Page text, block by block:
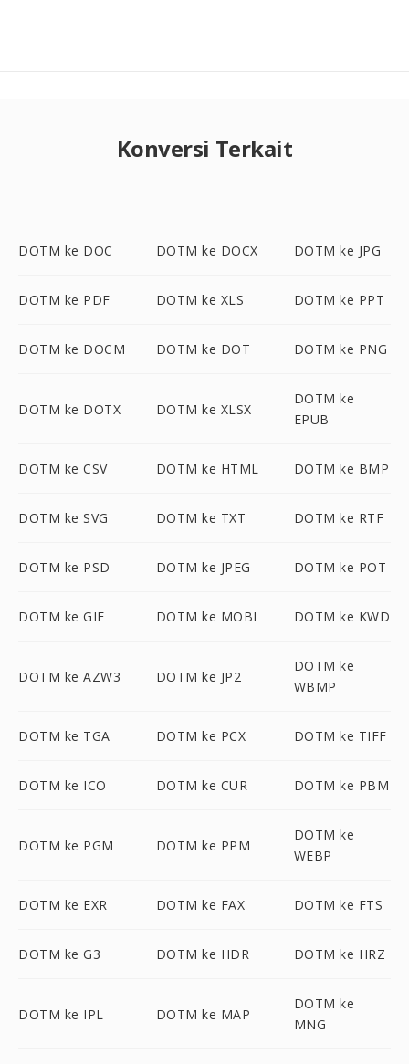
Konversi Terkait
DOTM ke DOC DOTM ke DOCX DOTM ke JPG
DOTM ke PDF DOTM ke XLS DOTM ke PPT
DOTM ke DOCM DOTM ke DOT DOTM ke PNG
DOTM ke DOTX DOTM ke XLSX
DOTM ke
EPUB
DOTM ke CSV DOTM ke HTML DOTM ke BMP
DOTM ke SVG DOTM ke TXT DOTM ke RTF
DOTM ke PSD DOTM ke JPEG DOTM ke POT
DOTM ke GIF DOTM ke MOBI DOTM ke KWD
DOTM ke AZW3 DOTM ke JP2
DOTM ke
WBMP
DOTM ke TGA DOTM ke PCX DOTM ke TIFF
DOTM ke ICO DOTM ke CUR DOTM ke PBM
DOTM ke PGM DOTM ke PPM
DOTM ke
WEBP
DOTM ke EXR DOTM ke FAX DOTM ke FTS
DOTM ke G3 DOTM ke HDR DOTM ke HRZ
DOTM ke IPL DOTM ke MAP
DOTM ke
MNG